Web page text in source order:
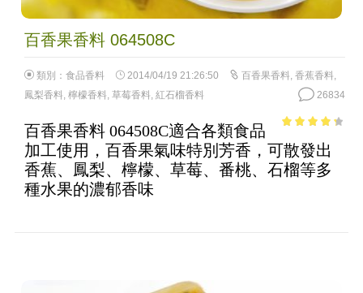
百香果香料 064508C
類別： 食品香料 2014/04/19 21:26:50 百香果香料, 香蕉香料,
鳳梨香料, 檸檬香料, 草莓香料, 紅石榴香料 26834
of 5
百香果香料 064508C適合各類食品
加工使用，百香果氣味特別芳香，可散發出
香蕉、鳳梨、檸檬、草莓、番桃、石榴等多
種水果的濃郁香味